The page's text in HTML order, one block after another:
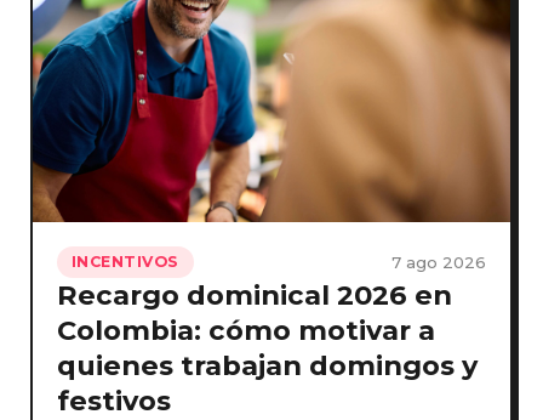
INCENTIVOS 7 ago 2026
Recargo dominical 2026 en
Colombia: cómo motivar a
quienes trabajan domingos y
festivos